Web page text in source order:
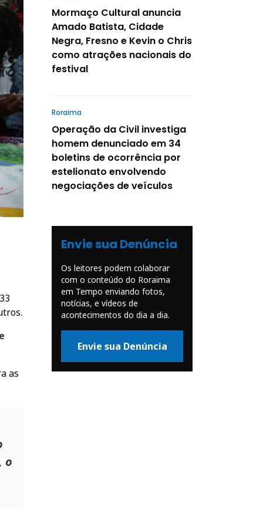
as
o
Mormaço Cultural anuncia
Amado Batista, Cidade
Negra, Fresno e Kevin o Chris
como atrações nacionais do
festival
Roraima
Operação da Civil investiga
homem denunciado em 34
boletins de ocorrência por
estelionato envolvendo
negociações de veículos
Envie sua Denúncia
Os leitores podem colaborar
com o conteúdo do Roraima
em Tempo enviando fotos,
notícias, e vídeos de
acontecimentos do dia a dia.
Envie sua Denúncia